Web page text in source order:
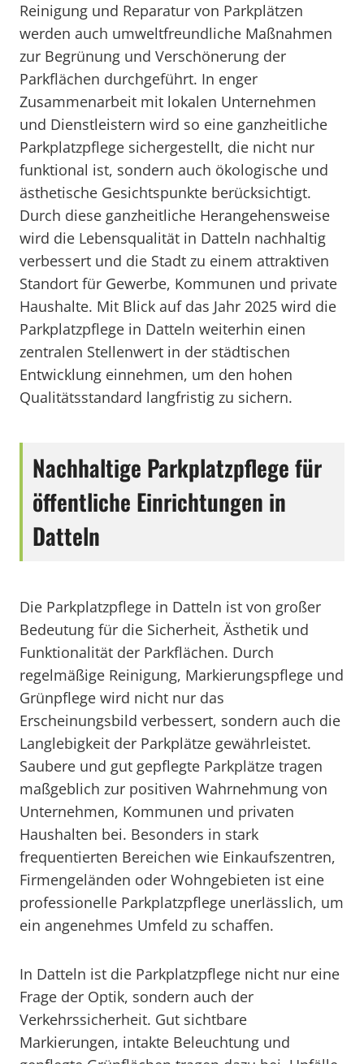
Reinigung und Reparatur von Parkplätzen
werden auch umweltfreundliche Maßnahmen
zur Begrünung und Verschönerung der
Parkflächen durchgeführt. In enger
Zusammenarbeit mit lokalen Unternehmen
und Dienstleistern wird so eine ganzheitliche
Parkplatzpflege sichergestellt, die nicht nur
funktional ist, sondern auch ökologische und
ästhetische Gesichtspunkte berücksichtigt.
Durch diese ganzheitliche Herangehensweise
wird die Lebensqualität in Datteln nachhaltig
verbessert und die Stadt zu einem attraktiven
Standort für Gewerbe, Kommunen und private
Haushalte. Mit Blick auf das Jahr 2025 wird die
Parkplatzpflege in Datteln weiterhin einen
zentralen Stellenwert in der städtischen
Entwicklung einnehmen, um den hohen
Qualitätsstandard langfristig zu sichern.
Nachhaltige Parkplatzpflege für
öffentliche Einrichtungen in
Datteln
Die Parkplatzpflege in Datteln ist von großer
Bedeutung für die Sicherheit, Ästhetik und
Funktionalität der Parkflächen. Durch
regelmäßige Reinigung, Markierungspflege und
Grünpflege wird nicht nur das
Erscheinungsbild verbessert, sondern auch die
Langlebigkeit der Parkplätze gewährleistet.
Saubere und gut gepflegte Parkplätze tragen
maßgeblich zur positiven Wahrnehmung von
Unternehmen, Kommunen und privaten
Haushalten bei. Besonders in stark
frequentierten Bereichen wie Einkaufszentren,
Firmengeländen oder Wohngebieten ist eine
professionelle Parkplatzpflege unerlässlich, um
ein angenehmes Umfeld zu schaffen.
In Datteln ist die Parkplatzpflege nicht nur eine
Frage der Optik, sondern auch der
Verkehrssicherheit. Gut sichtbare
Markierungen, intakte Beleuchtung und